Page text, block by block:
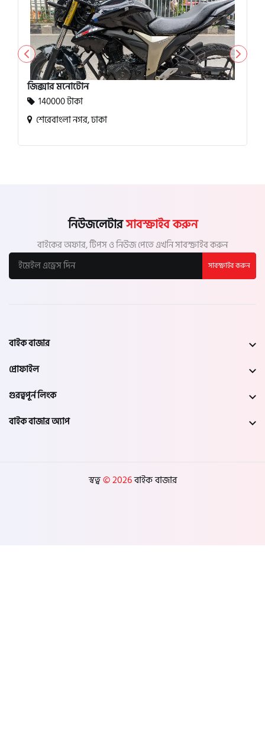
জিক্সার মনোটোন
140000 টাকা
শেরেবাংলা নগর, ঢাকা
নিউজলেটারসাবস্ক্রাইব করুন
বাইকের অফার, টিপস ও নিউজ পেতে এখনি সাবস্ক্রাইব করুন
সাবস্ক্রাইব করুন
বাইক বাজার
প্রোফাইল
গুরত্বপূর্ন লিংক
বাইক বাজার অ্যাপ
স্বত্ব© 2026বাইক বাজার